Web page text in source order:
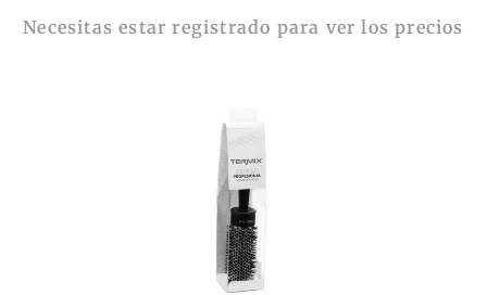
Necesitas estar registrado para ver los precios